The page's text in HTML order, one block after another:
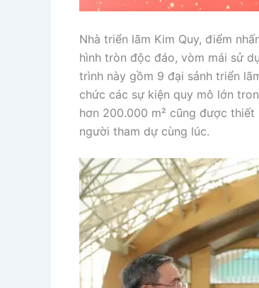
Nhà triển lãm Kim Quy, điểm
hình tròn độc đáo, vòm mái sử
trình này gồm 9 đại sảnh triển
chức các sự kiện quy mô lớn
hơn 200.000 m² cũng được
người tham dự cùng lúc.